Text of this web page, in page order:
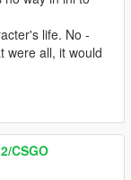
life. No -
were all, it would
CSGO